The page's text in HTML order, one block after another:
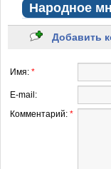
Народное
Добавить
Имя: *
E-mail:
Комментарий: *